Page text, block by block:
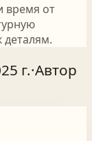
время от
г.·Автор